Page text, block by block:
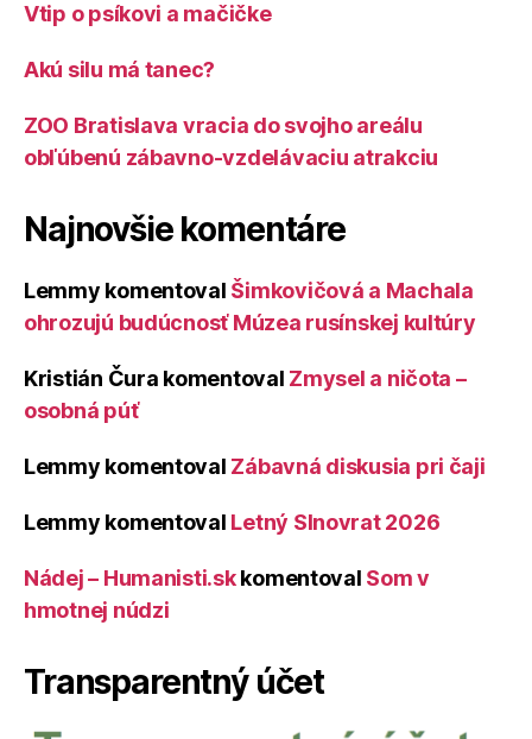
Vtip o psíkovi a mačičke
Akú silu má tanec?
ZOO Bratislava vracia do svojho areálu
obľúbenú zábavno-vzdelávaciu atrakciu
Najnovšie komentáre
Lemmy komentoval Šimkovičová a Machala
ohrozujú budúcnosť Múzea rusínskej kultúry
Kristián Čura komentoval Zmysel a ničota –
osobná púť
Lemmy komentoval Zábavná diskusia pri čaji
Lemmy komentoval Letný Slnovrat 2026
Nádej – Humanisti.skkomentoval Som v
hmotnej núdzi
Transparentný účet